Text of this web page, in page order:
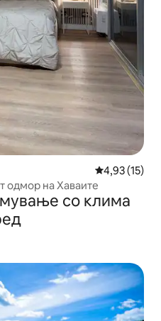
Просечна
4,93 (15)
одмор на Хаваите
со клима
на гостите“